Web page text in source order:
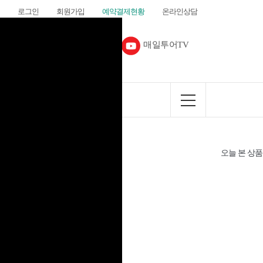
로그인 회원가입 예약결제현황 온라인상담
매일투어TV
오늘 본 상품